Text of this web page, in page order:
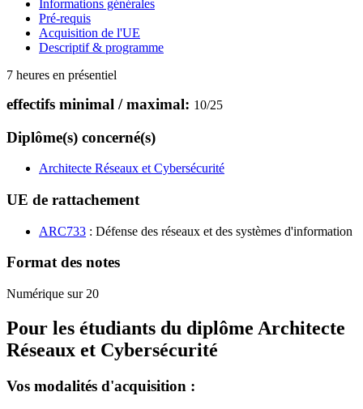
Informations générales
Pré-requis
Acquisition de l'UE
Descriptif & programme
7 heures en présentiel
effectifs minimal / maximal: 10/25
Diplôme(s) concerné(s)
Architecte Réseaux et Cybersécurité
UE de rattachement
ARC733 : Défense des réseaux et des systèmes d'information
Format des notes
Numérique sur 20
Pour les étudiants du diplôme Architecte
Réseaux et Cybersécurité
Vos modalités d'acquisition :